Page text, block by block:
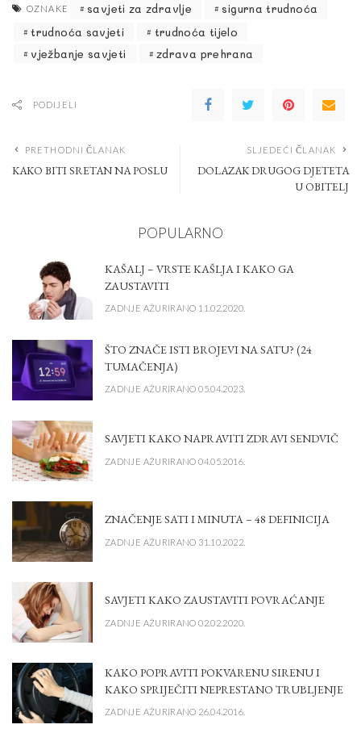
OZNAKE savjeti za zdravlje
sigurna trudnoća
trudnoća savjeti
trudnoća tijelo
vježbanje savjeti
zdrava prehrana
PODIJELI
PRETHODNI ČLANAK
KAKO BITI SRETAN NA POSLU
SLJEDEĆI ČLANAK
DOLAZAK DRUGOG DJETETA
U OBITELJ
POPULARNO
KAŠALJ – VRSTE KAŠLJA I KAKO GA
ZAUSTAVITI
ZADNJE AŽURIRANO 11.02.2020.
ŠTO ZNAČE ISTI BROJEVI NA SATU? (24
TUMAČENJA)
ZADNJE AŽURIRANO 05.04.2023.
SAVJETI KAKO NAPRAVITI ZDRAVI SENDVIČ
ZADNJE AŽURIRANO 04.05.2016.
ZNAČENJE SATI I MINUTA – 48 DEFINICIJA
ZADNJE AŽURIRANO 31.10.2022.
SAVJETI KAKO ZAUSTAVITI POVRAĆANJE
ZADNJE AŽURIRANO 02.02.2020.
KAKO POPRAVITI POKVARENU SIRENU I
KAKO SPRIJEČITI NEPRESTANO TRUBLJENJE
ZADNJE AŽURIRANO 26.04.2016.